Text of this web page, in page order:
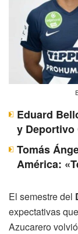
Eduard
y Deportivo
Tomás
América:
El semestre del
expectativas
Azucarero